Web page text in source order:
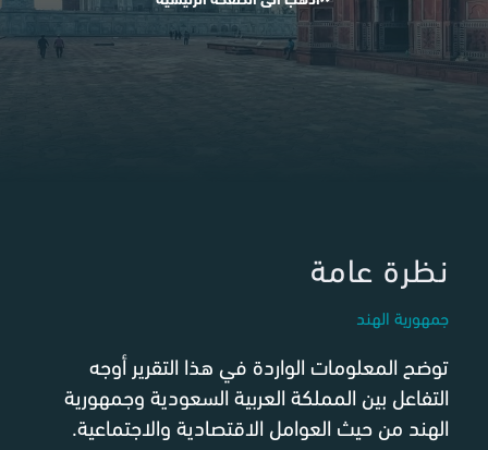
نظرة عامة
جمهورية الهند
توضح المعلومات الواردة في هذا التقرير أوجه
التفاعل بين المملكة العربية السعودية وجمهورية
الهند من حيث العوامل الاقتصادية والاجتماعية.